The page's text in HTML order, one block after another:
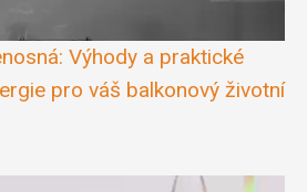
Výhody a praktické
pro váš balkonový životní